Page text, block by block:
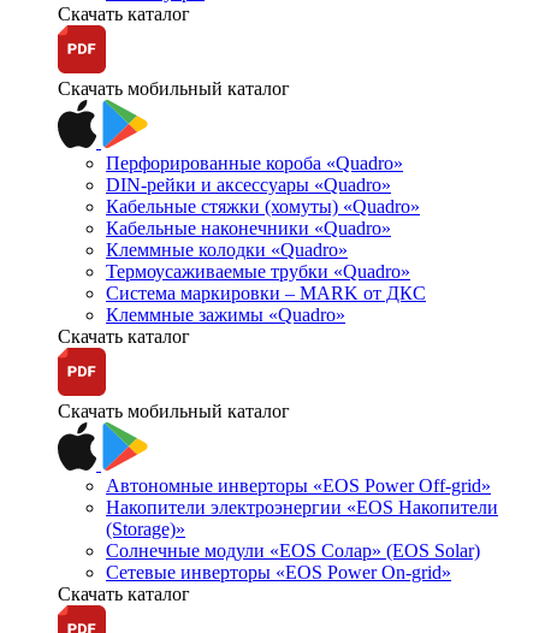
Скачать каталог
Скачать мобильный каталог
Перфорированные короба «Quadro»
DIN-рейки и аксессуары «Quadro»
Кабельные стяжки (хомуты) «Quadro»
Кабельные наконечники «Quadro»
Клеммные колодки «Quadro»
Термоусаживаемые трубки «Quadro»
Система маркировки – MARK от ДКС
Клеммные зажимы «Quadro»
Скачать каталог
Скачать мобильный каталог
Автономные инверторы «EOS Power Off-grid»
Накопители электроэнергии «EOS Накопители
(Storage)»
Солнечные модули «EOS Солар» (EOS Solar)
Сетевые инверторы «EOS Power On-grid»
Скачать каталог